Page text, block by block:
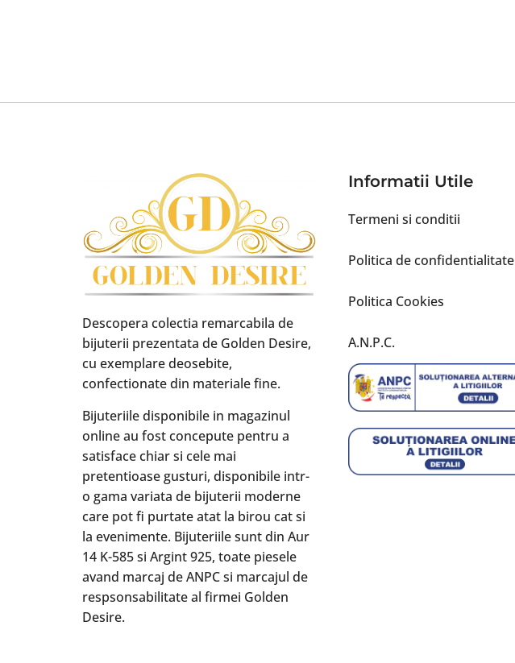
Descopera colectia remarcabila de
bijuterii prezentata de Golden Desire,
cu exemplare deosebite,
confectionate din materiale fine.
Bijuteriile disponibile in magazinul
online au fost concepute pentru a
satisface chiar si cele mai
pretentioase gusturi, disponibile intr-
o gama variata de bijuterii moderne
care pot fi purtate atat la birou cat si
la evenimente. Bijuteriile sunt din Aur
14 K-585 si Argint 925, toate piesele
avand marcaj de ANPC si marcajul de
respsonsabilitate al firmei Golden
Desire.
Informatii Utile
Termeni si conditii
Politica de confidentialitate
Politica Cookies
A.N.P.C.